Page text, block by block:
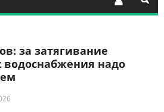
за затягивание
водоснабжения надо